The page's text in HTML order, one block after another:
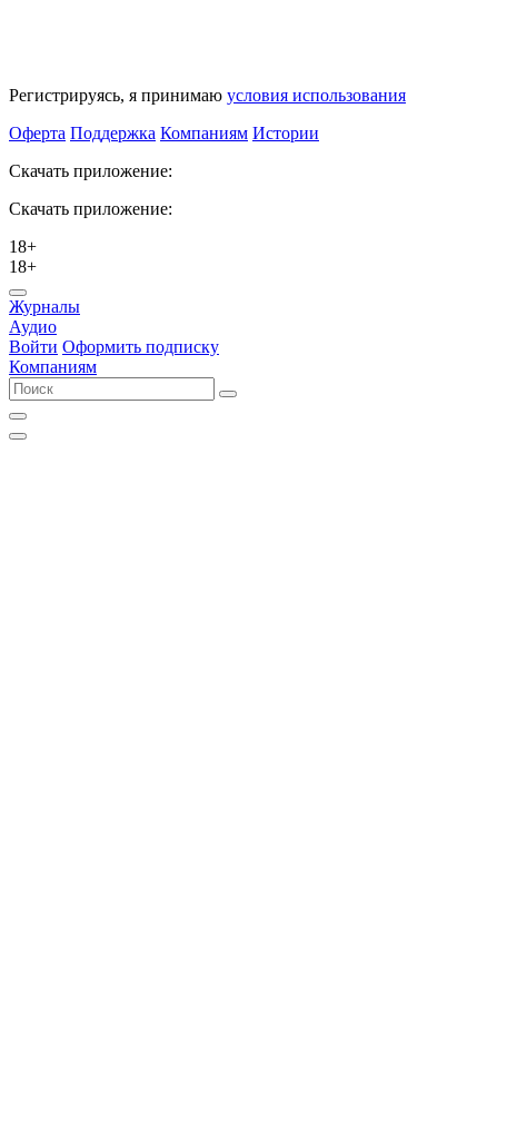
Регистрируясь, я принимаю условия использования
Оферта Поддержка Компаниям Истории
Скачать приложение:
Скачать приложение:
18+
18+
Журналы
Аудио
Войти Оформить подписку
Компаниям